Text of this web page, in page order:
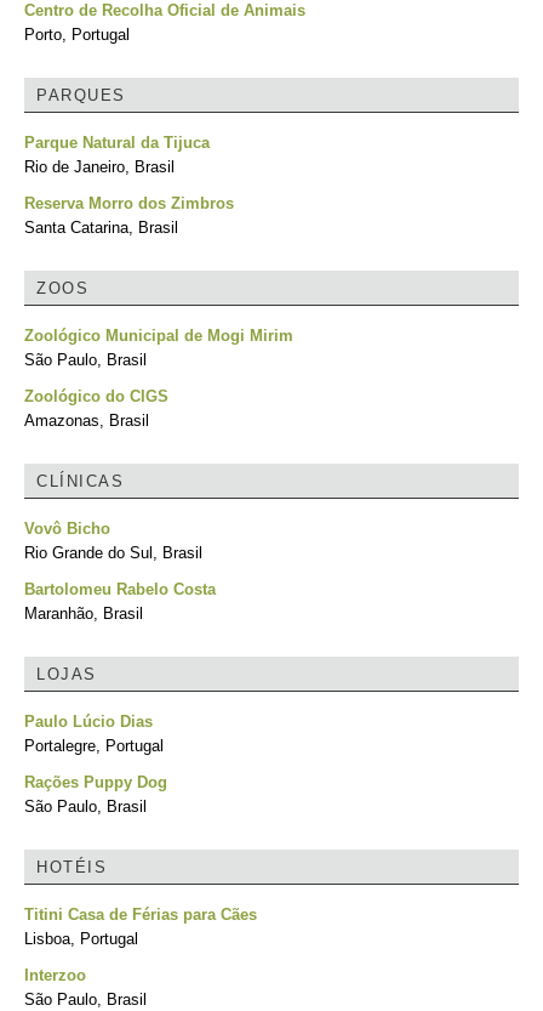
Centro de Recolha Oficial de Animais
Porto, Portugal
PARQUES
Parque Natural da Tijuca
Rio de Janeiro, Brasil
Reserva Morro dos Zimbros
Santa Catarina, Brasil
ZOOS
Zoológico Municipal de Mogi Mirim
São Paulo, Brasil
Zoológico do CIGS
Amazonas, Brasil
CLÍNICAS
Vovô Bicho
Rio Grande do Sul, Brasil
Bartolomeu Rabelo Costa
Maranhão, Brasil
LOJAS
Paulo Lúcio Dias
Portalegre, Portugal
Rações Puppy Dog
São Paulo, Brasil
HOTÉIS
Titini Casa de Férias para Cães
Lisboa, Portugal
Interzoo
São Paulo, Brasil